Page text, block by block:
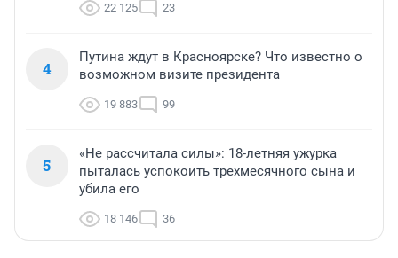
22 125 23
4
Путина ждут в Красноярске? Что известно о
возможном визите президента
19 883 99
5
«Не рассчитала силы»: 18-летняя ужурка
пыталась успокоить трехмесячного сына и
убила его
18 146 36